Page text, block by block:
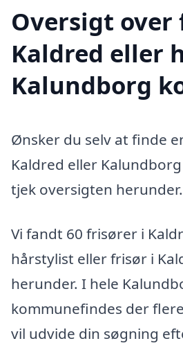
Oversigt over
Kaldred eller
Kalundborg
Ønsker du selv at finde
Kaldred eller
tjek oversigten herunder.
Vi fandt 60 frisører i
hårstylist eller frisør i
herunder. I hele
kommunefindes der
vil udvide din søgning